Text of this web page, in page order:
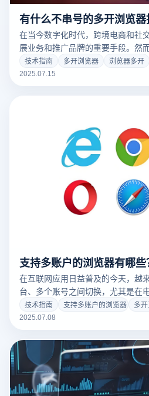
有什么不串号的多开浏览器
在当今数字化时代，跨境电商和社
展业务和推广品牌的重要手段。然
有效管理多个账号，同时保证安全
一难题，云登多开浏览器应运而生
技术指南 多开浏览器
浏览器多开
2025.07.15
支持多账户的浏览器有哪些
在互联网应用日益普及的今天，越
台、多个账号之间切换，尤其是在
等多个领域，用户不仅需要频繁管
个账号的独立性和安全性。为了满
技术指南 支持多账户的浏览器
多
2025.07.08